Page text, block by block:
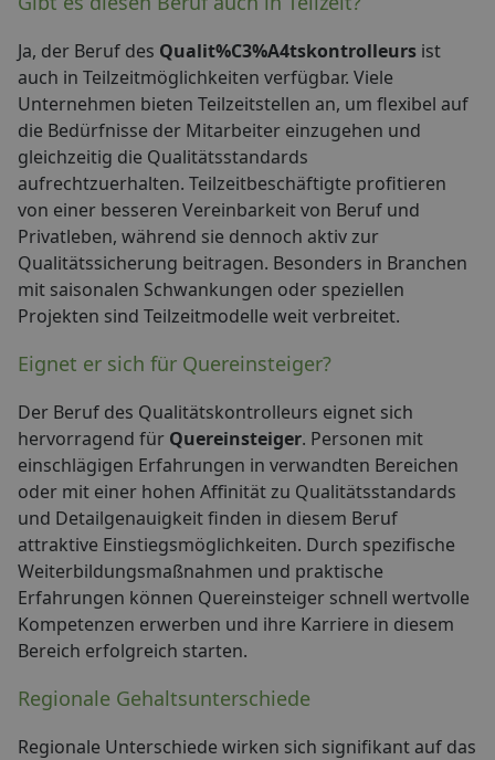
Ja, der Beruf des Qualit%C3%A4tskontrolleurs ist
auch in Teilzeitmöglichkeiten verfügbar. Viele
Unternehmen bieten Teilzeitstellen an, um flexibel auf
die Bedürfnisse der Mitarbeiter einzugehen und
gleichzeitig die Qualitätsstandards
aufrechtzuerhalten. Teilzeitbeschäftigte profitieren
von einer besseren Vereinbarkeit von Beruf und
Privatleben, während sie dennoch aktiv zur
Qualitätssicherung beitragen. Besonders in Branchen
mit saisonalen Schwankungen oder speziellen
Projekten sind Teilzeitmodelle weit verbreitet.
Eignet er sich für Quereinsteiger?
Der Beruf des Qualitätskontrolleurs eignet sich
hervorragend für Quereinsteiger. Personen mit
einschlägigen Erfahrungen in verwandten Bereichen
oder mit einer hohen Affinität zu Qualitätsstandards
und Detailgenauigkeit finden in diesem Beruf
attraktive Einstiegsmöglichkeiten. Durch spezifische
Weiterbildungsmaßnahmen und praktische
Erfahrungen können Quereinsteiger schnell wertvolle
Kompetenzen erwerben und ihre Karriere in diesem
Bereich erfolgreich starten.
Regionale Gehaltsunterschiede
Regionale Unterschiede wirken sich signifikant auf das